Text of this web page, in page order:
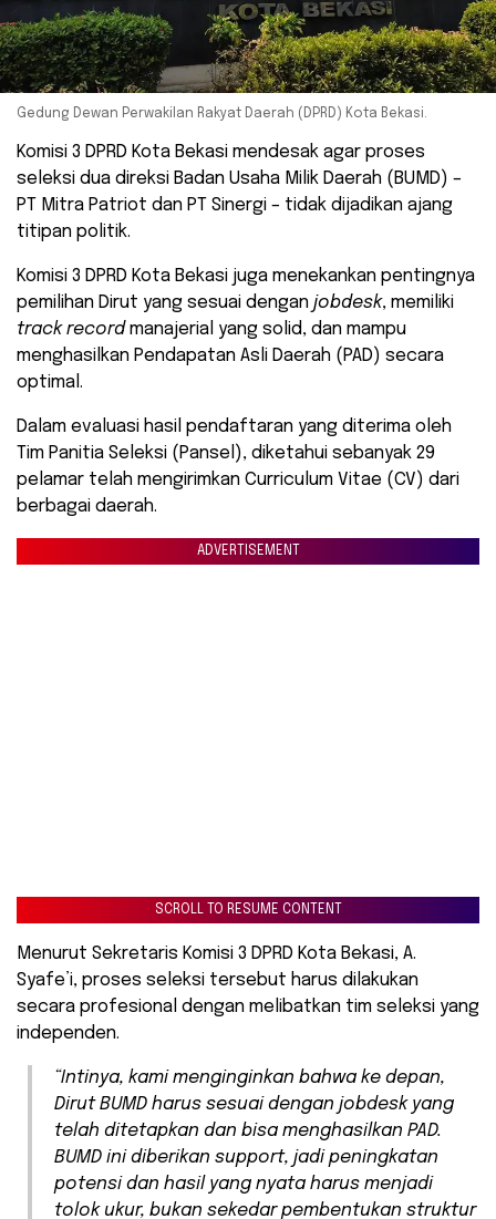
Gedung Dewan Perwakilan Rakyat Daerah (DPRD) Kota Bekasi.
Komisi 3 DPRD Kota Bekasi mendesak agar proses
seleksi dua direksi Badan Usaha Milik Daerah (BUMD) –
PT Mitra Patriot dan PT Sinergi – tidak dijadikan ajang
titipan politik.
Komisi 3 DPRD Kota Bekasi juga menekankan pentingnya
pemilihan Dirut yang sesuai dengan jobdesk, memiliki
track recordmanajerial yang solid, dan mampu
menghasilkan Pendapatan Asli Daerah (PAD) secara
optimal.
Dalam evaluasi hasil pendaftaran yang diterima oleh
Tim Panitia Seleksi (Pansel), diketahui sebanyak 29
pelamar telah mengirimkan Curriculum Vitae (CV) dari
berbagai daerah.
ADVERTISEMENT
SCROLL TO RESUME CONTENT
Menurut Sekretaris Komisi 3 DPRD Kota Bekasi, A.
Syafe’i, proses seleksi tersebut harus dilakukan
secara profesional dengan melibatkan tim seleksi yang
independen.
“Intinya, kami menginginkan bahwa ke depan,
Dirut BUMD harus sesuai dengan jobdesk yang
telah ditetapkan dan bisa menghasilkan PAD.
BUMD ini diberikan support, jadi peningkatan
potensi dan hasil yang nyata harus menjadi
tolok ukur, bukan sekedar pembentukan struktur